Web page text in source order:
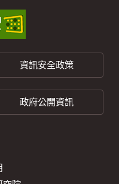
資訊安全政策
政府公開資訊